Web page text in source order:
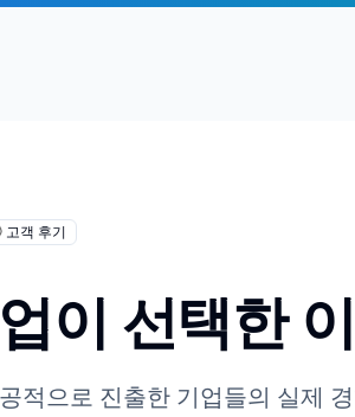
객 후기
이 선택한
적으로 진출한 기업들의 실제